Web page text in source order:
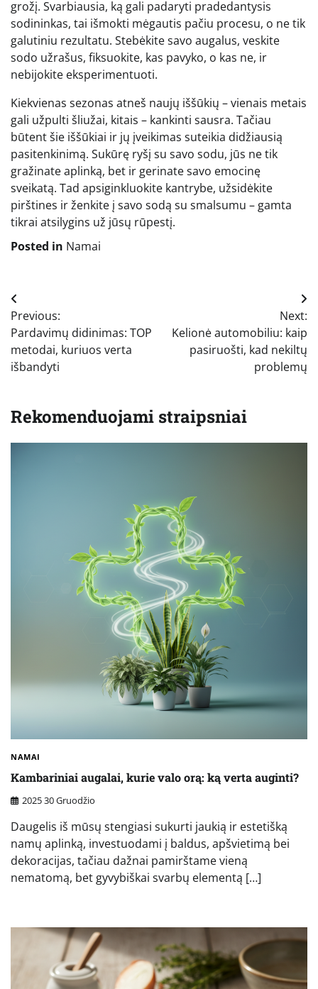
grožį. Svarbiausia, ką gali padaryti pradedantysis
sodininkas, tai išmokti mėgautis pačiu procesu, o ne tik
galutiniu rezultatu. Stebėkite savo augalus, veskite
sodo užrašus, fiksuokite, kas pavyko, o kas ne, ir
nebijokite eksperimentuoti.
Kiekvienas sezonas atneš naujų iššūkių – vienais metais
gali užpulti šliužai, kitais – kankinti sausra. Tačiau
būtent šie iššūkiai ir jų įveikimas suteikia didžiausią
pasitenkinimą. Sukūrę ryšį su savo sodu, jūs ne tik
gražinate aplinką, bet ir gerinate savo emocinę
sveikatą. Tad apsiginkluokite kantrybe, užsidėkite
pirštines ir ženkite į savo sodą su smalsumu – gamta
tikrai atsilygins už jūsų rūpestį.
Posted in Namai
Navigacija
tarp
įrašų
Previous:
Pardavimų didinimas: TOP
metodai, kuriuos verta
išbandyti
Next:
Kelionė automobiliu: kaip
pasiruošti, kad nekiltų
problemų
Rekomenduojami straipsniai
NAMAI
Kambariniai augalai, kurie valo orą: ką verta auginti?
2025 30 Gruodžio
Daugelis iš mūsų stengiasi sukurti jaukią ir estetišką
namų aplinką, investuodami į baldus, apšvietimą bei
dekoracijas, tačiau dažnai pamirštame vieną
nematomą, bet gyvybiškai svarbų elementą […]